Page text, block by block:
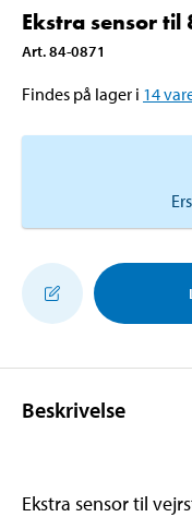
Ekstra sensor til
Art.84-0871
Findes på lager i 14
Beskrivelse
Ekstra sensor til